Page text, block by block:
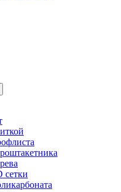
сетки